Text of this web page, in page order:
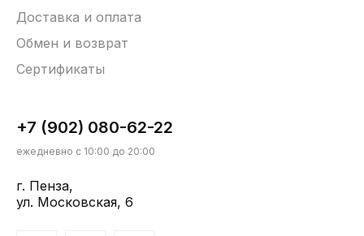
Доставка и оплата
Обмен и возврат
Сертификаты
+7 (902) 080-62-22
ежедневно с 10:00 до 20:00
г. Пенза,
ул. Московская, 6